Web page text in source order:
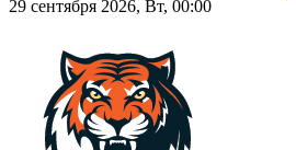
29 сентября 2026, Вт, 00:00